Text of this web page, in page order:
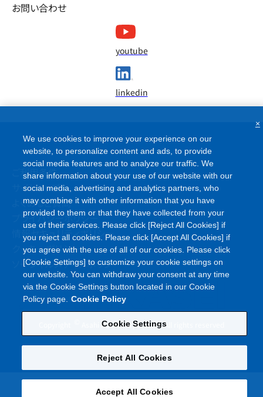
お問い合わせ
youtube
linkedin
ご利用条件
サイトマップ
よくあるご質問
プライバシーポリシー
情報セキュリティポリシー
クッキーポリシー
ソーシャルメディアポリシー
Asahi Kasei Corporation. All rights reserved
We use cookies to improve your experience on our
website, to personalize content and ads, to provide
social media features and to analyze our traffic. We
share information about your use of our website with our
social media, advertising and analytics partners, who
may combine it with other information that you have
provided to them or that they have collected from your
use of their services. Please click [Reject All Cookies] if
you reject all cookies. Please click [Accept All Cookies] if
you agree with the use of all of our cookies. Please click
[Cookie Settings] to customize your cookie settings on
our website. You can withdraw your consent at any time
via the Cookie Settings button located in our Cookie
Policy page. Cookie Policy
Cookie Settings
Reject All Cookies
Accept All Cookies
×